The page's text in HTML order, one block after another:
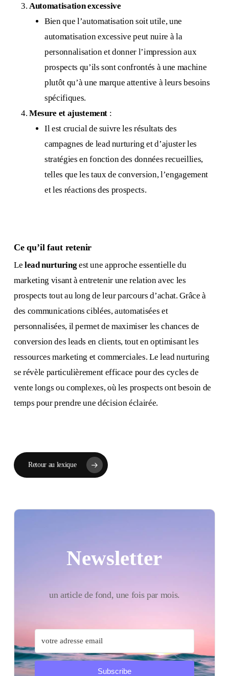
Automatisation excessive
Bien que l’automatisation soit utile, une
automatisation excessive peut nuire à la
personnalisation et donner l’impression aux
prospects qu’ils sont confrontés à une machine
plutôt qu’à une marque attentive à leurs besoins
spécifiques.
Mesure et ajustement :
Il est crucial de suivre les résultats des
campagnes de lead nurturing et d’ajuster les
stratégies en fonction des données recueillies,
telles que les taux de conversion, l’engagement
et les réactions des prospects.
Ce qu’il faut retenir
Le lead nurturing est une approche essentielle du
marketing visant à entretenir une relation avec les
prospects tout au long de leur parcours d’achat. Grâce à
des communications ciblées, automatisées et
personnalisées, il permet de maximiser les chances de
conversion des leads en clients, tout en optimisant les
ressources marketing et commerciales. Le lead nurturing
se révèle particulièrement efficace pour des cycles de
vente longs ou complexes, où les prospects ont besoin de
temps pour prendre une décision éclairée.
Retour au lexique
Newsletter
un article de fond, une fois par mois.
Subscribe